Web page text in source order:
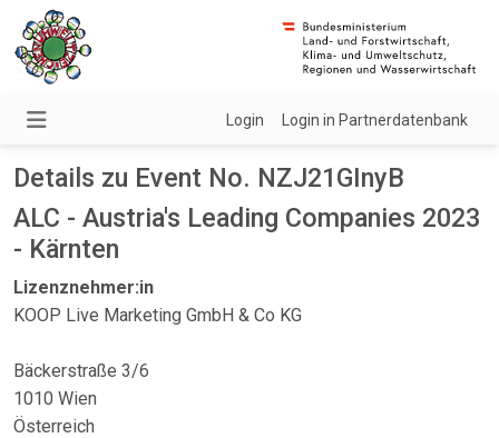
Login Login in Partnerdatenbank
Details zu Event No. NZJ21GInyB
ALC - Austria's Leading Companies 2023
- Kärnten
Lizenznehmer:in
KOOP Live Marketing GmbH & Co KG
Bäckerstraße 3/6
1010 Wien
Österreich